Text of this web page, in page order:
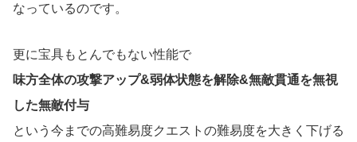
なっているのです。
更に宝具もとんでもない性能で
味方全体の攻撃アップ&弱体状態を解除&無敵貫通を無視
した無敵付与
という今までの高難易度クエストの難易度を大きく下げる